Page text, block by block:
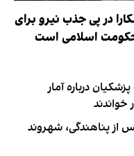
در پی جذب نیرو برای
اسلامی است
درباره آمار
خواندند
زن ایرانی ۵ ماه پس از پناهندگی، شهروند